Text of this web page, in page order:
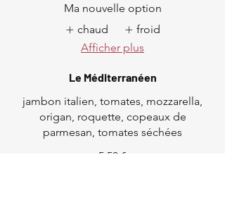
Ma nouvelle option
chaud
froid
Afficher plus
Le Méditerranéen
jambon italien, tomates, mozzarella,
origan, roquette, copeaux de
parmesan, tomates séchées
5,50 €